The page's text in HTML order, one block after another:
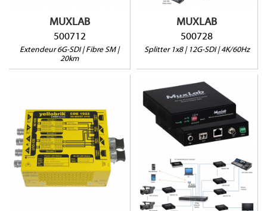
MUXLAB
500712
Extendeur 6G-SDI | Fibre SM |
20km
MUXLAB
500728
Splitter 1x8 | 12G-SDI | 4K/60Hz
CDE-1922-MM
Jusqu'à 4 flux
3G/1,5G/SD-SDI
500767-RX-MM
ST-2110
4K@60Hz jusqu'à 400m
via OM4
4K@60Hz jusqu'à 30m
via Cat5e/6